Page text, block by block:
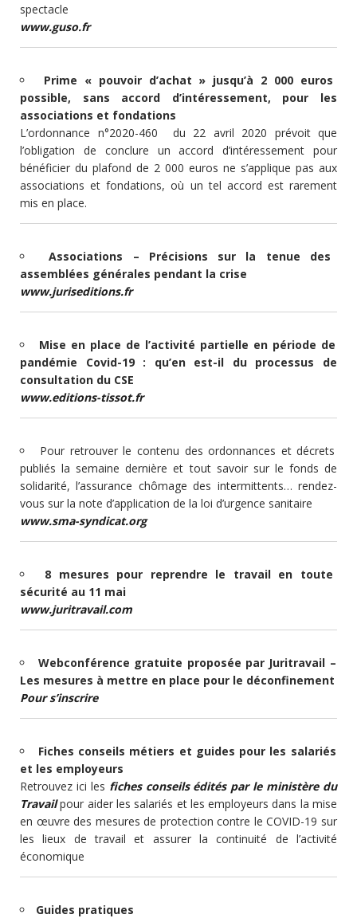
spectacle
www.guso.fr
Prime « pouvoir d’achat » jusqu’à 2 000 euros
possible, sans accord d’intéressement, pour les
associations et fondations
L’ordonnance n°2020-460 du 22 avril 2020 prévoit que
l’obligation de conclure un accord d’intéressement pour
bénéficier du plafond de 2 000 euros ne s’applique pas aux
associations et fondations, où un tel accord est rarement
mis en place.
Associations – Précisions sur la tenue des
assemblées générales pendant la crise
www.juriseditions.fr
Mise en place de l’activité partielle en période de
pandémie Covid-19 : qu’en est-il du processus de
consultation du CSE
www.editions-tissot.fr
Pour retrouver le contenu des ordonnances et décrets
publiés la semaine dernière et tout savoir sur le fonds de
solidarité, l’assurance chômage des intermittents… rendez-
vous sur la note d’application de la loi d’urgence sanitaire
www.sma-syndicat.org
8 mesures pour reprendre le travail en toute
sécurité au 11 mai
www.juritravail.com
Webconférence gratuite proposée par Juritravail –
Les mesures à mettre en place pour le déconfinement
Pour s’inscrire
Fiches conseils métiers et guides pour les salariés
et les employeurs
Retrouvez ici les fiches conseils édités par le ministère du
Travailpour aider les salariés et les employeurs dans la mise
en œuvre des mesures de protection contre le COVID-19 sur
les lieux de travail et assurer la continuité de l’activité
économique
Guides pratiques